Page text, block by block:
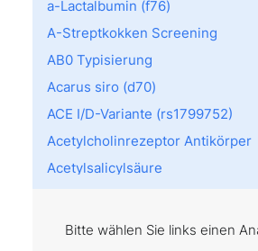
a-Lactalbumin (f76)
A-Streptkokken Screening
AB0 Typisierung
Acarus siro (d70)
ACE I/D-Variante (rs1799752)
Acetylcholinrezeptor Antikörper
Acetylsalicylsäure
Acremonium kiliense (m202)
Bitte wählen Sie links einen